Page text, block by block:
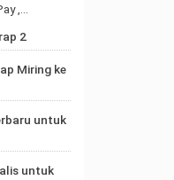
,…
2
Miring ke
untuk
untuk